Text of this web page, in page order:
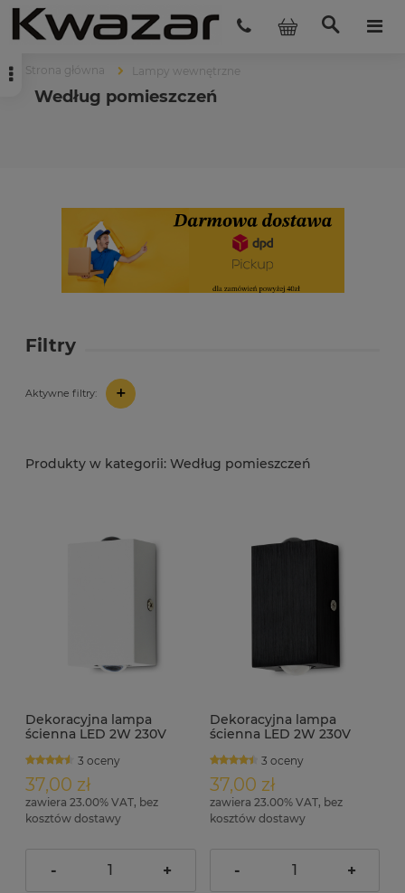
Strona główna Lampy wewnętrzne
Według pomieszczeń
Filtry
Aktywne filtry: +
Według pomieszczeń
Dekoracyjna lampa
ścienna LED 2W 230V
3 oceny
37,00 zł
zawiera 23.00% VAT, bez
kosztów dostawy
- +
Dekoracyjna lampa
ścienna LED 2W 230V
3 oceny
37,00 zł
zawiera 23.00% VAT, bez
kosztów dostawy
- +